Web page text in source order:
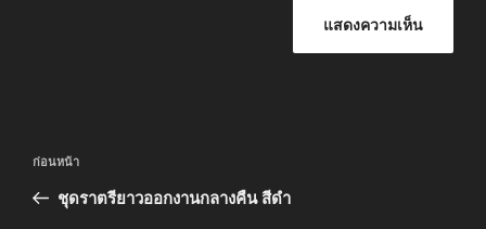
แนะแนว
เรื่อง
เรื่อง
ก่อน
ก่อนหน้า
ชุดราตรียาวออกงานกลางคืน สีดำ